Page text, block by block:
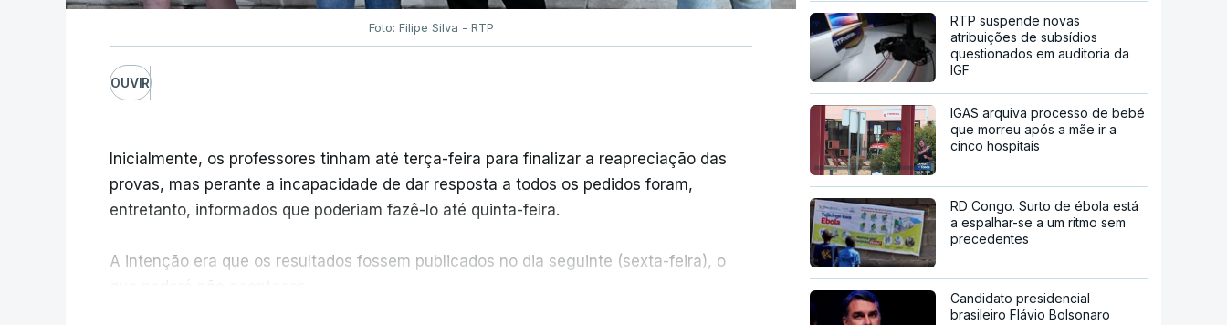
Foto: Filipe Silva - RTP
OUVIR
Inicialmente, os professores tinham até terça-feira para finalizar a reapreciação das
provas, mas perante a incapacidade de dar resposta a todos os pedidos foram,
entretanto, informados que poderiam fazê-lo até quinta-feira.
A intenção era que os resultados fossem publicados no dia seguinte (sexta-feira), o
RTP suspende novas
atribuições de subsídios
questionados em auditoria da
IGF
IGAS arquiva processo de bebé
que morreu após a mãe ir a
cinco hospitais
RD Congo. Surto de ébola está
a espalhar-se a um ritmo sem
precedentes
Candidato presidencial
brasileiro Flávio Bolsonaro